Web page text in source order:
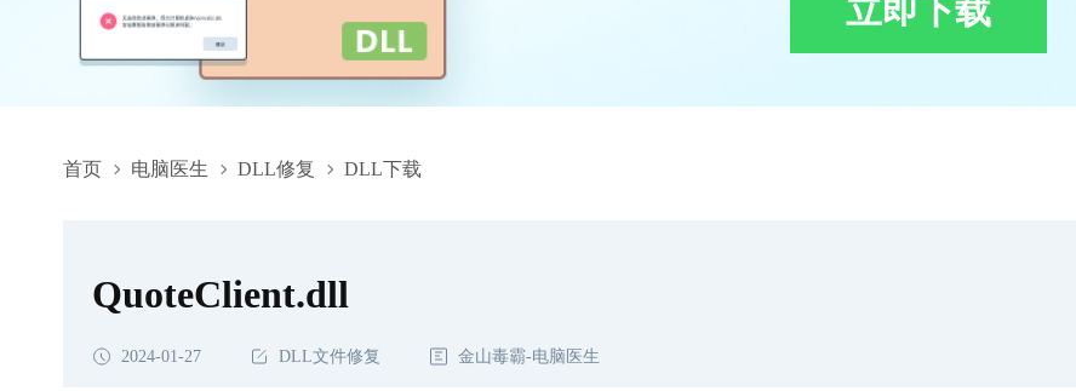
立即下载
首页 电脑医生 DLL修复 DLL下载
QuoteClient.dll,QuoteClient.dll下载,QuoteClient.dll修复
QuoteClient.dll
2024-01-27 DLL文件修复 金山毒霸-电脑医生